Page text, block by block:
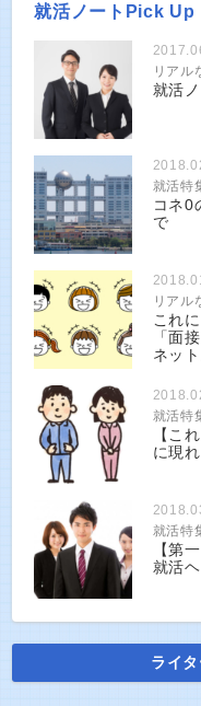
就活ノートPick Up
リアル
就活
就活特
コネ0
で
リアル
これ
「面
ネッ
就活特
【こ
に現
就活特
【第
就活
ライ